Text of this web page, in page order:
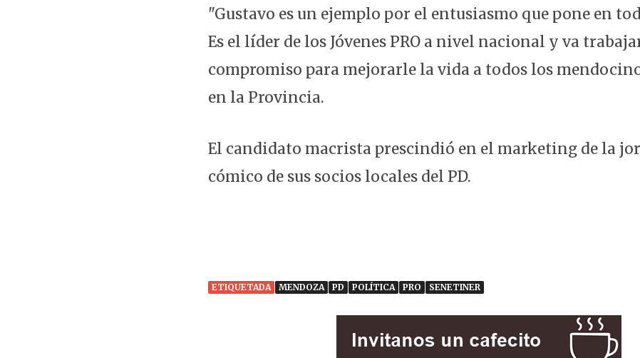
"Gustavo es un ejemplo por el entusiasmo que pone en
Es el líder de los Jóvenes PRO a nivel nacional y va
compromiso para mejorarle la vida a todos los
en la Provincia.
El candidato macrista prescindió en el marketing de la
cómico de sus socios locales del PD.
ETIQUETADA MENDOZA PD POLÍTICA PRO SENETINER